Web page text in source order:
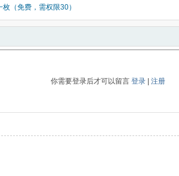
（免费，需权限30）
你需要登录后才可以留言 登录 注册